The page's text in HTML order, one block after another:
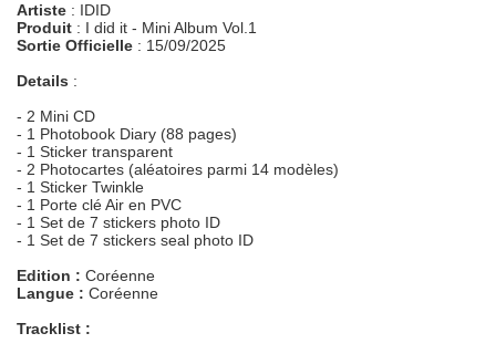
Artiste : IDID
Produit : I did it - Mini Album Vol.1
Sortie Officielle : 15/09/2025
Details :
- 2 Mini CD
- 1 Photobook Diary (88 pages)
- 1 Sticker transparent
- 2 Photocartes (aléatoires parmi 14 modèles)
- 1 Sticker Twinkle
- 1 Porte clé Air en PVC
- 1 Set de 7 stickers photo ID
- 1 Set de 7 stickers seal photo ID
Edition : Coréenne
Langue : Coréenne
Tracklist :